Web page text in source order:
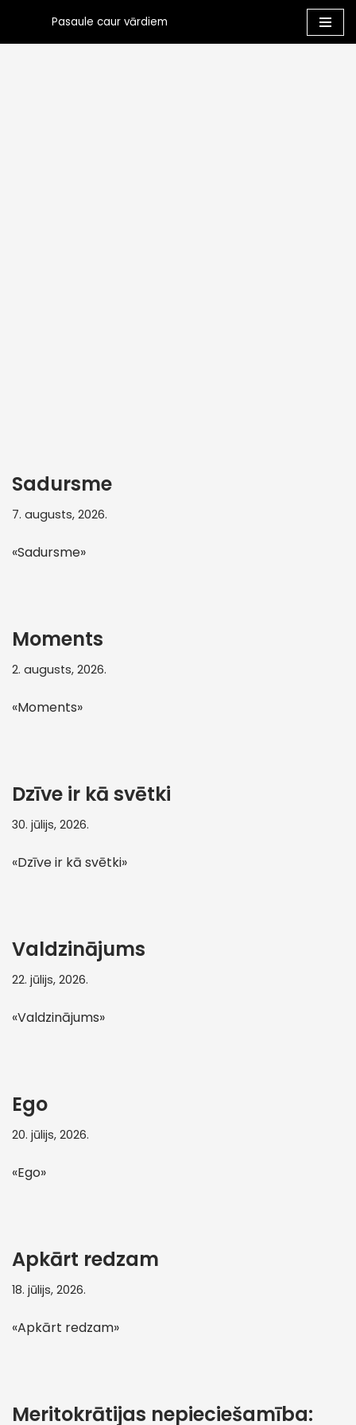
Skip
Pasaule caur vārdiem
Sadursme
7. augusts, 2026.
«Sadursme»
Moments
2. augusts, 2026.
«Moments»
Dzīve ir kā svētki
30. jūlijs, 2026.
«Dzīve ir kā svētki»
Valdzinājums
22. jūlijs, 2026.
«Valdzinājums»
Ego
20. jūlijs, 2026.
«Ego»
Apkārt redzam
18. jūlijs, 2026.
«Apkārt redzam»
Meritokrātijas nepieciešamība: